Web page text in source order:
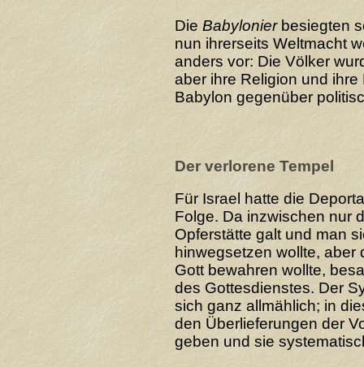
Die Babylonierbesiegten
nun ihrerseits Weltmacht
anders vor: Die Völker
aber ihre Religion und
Babylon gegenüber
Der verlorene Tempel
Für Israel hatte die
Folge. Da inzwischen nur
Opferstätte galt und man
hinwegsetzen wollte,
Gott bewahren wollte,
des Gottesdienstes. Der
sich ganz allmählich; in
den Überlieferungen der
geben und sie